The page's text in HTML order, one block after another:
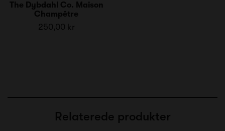
The Dybdahl Co. Maison
Champêtre
250,00 kr
Relaterede produkter